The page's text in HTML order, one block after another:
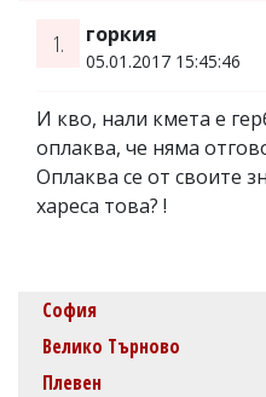
1. горкия
05.01.2017 15:45:46
И кво, нали кмета е
оплаква, че няма
Оплаква се от своите
хареса това? !
София
Велико Търново
Плевен